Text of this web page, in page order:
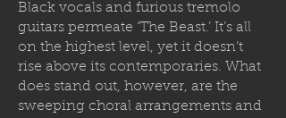
Black vocals and furious tremolo
guitars permeate ‘The Beast.’ It’s all
on the highest level, yet it doesn’t
rise above its contemporaries. What
does stand out, however, are the
sweeping choral arrangements and